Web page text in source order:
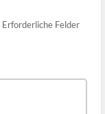
Erforderliche Felder